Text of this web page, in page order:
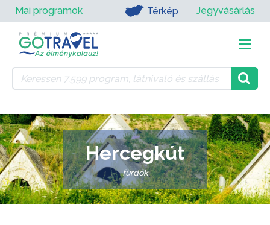
Mai programok Térkép Jegyvásárlás
Hercegkút
fürdők